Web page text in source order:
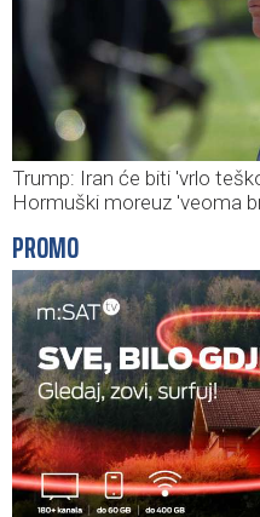
Trump: Iran će biti 'vrlo
Hormuški moreuz 'veoma
PROMO